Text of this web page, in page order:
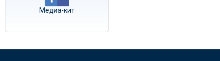
Медиа-кит